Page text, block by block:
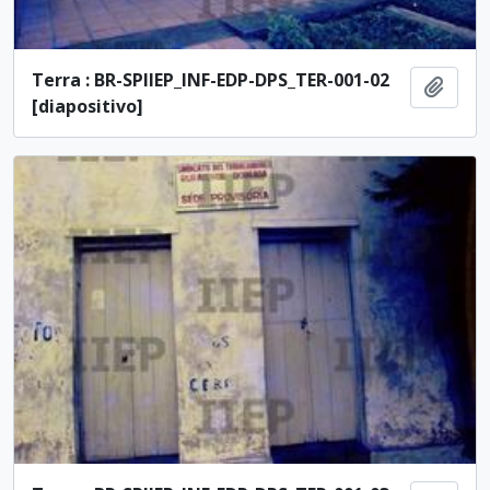
Terra : BR-SPIIEP_INF-EDP-DPS_TER-001-02
[diapositivo]